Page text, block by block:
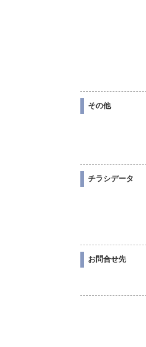
その他
チラシデータ
お問合せ先